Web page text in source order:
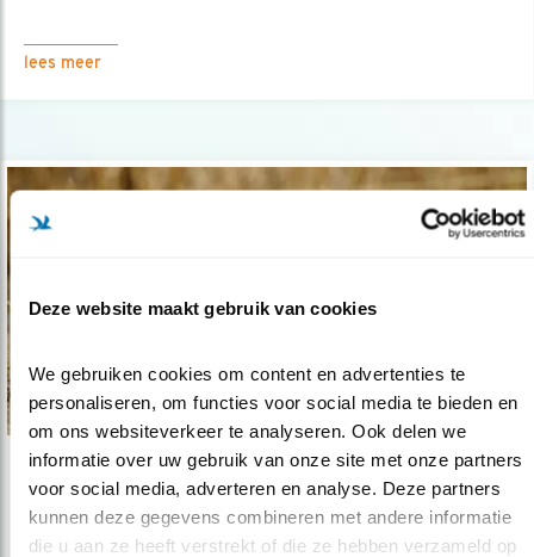
Deze website maakt gebruik van cookies
We gebruiken cookies om content en advertenties te
personaliseren, om functies voor social media te bieden en
om ons websiteverkeer te analyseren. Ook delen we
informatie over uw gebruik van onze site met onze partners
voor social media, adverteren en analyse. Deze partners
kunnen deze gegevens combineren met andere informatie
die u aan ze heeft verstrekt of die ze hebben verzameld op
lees meer
Wieden weer klaar voor roerdomp